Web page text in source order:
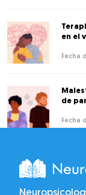
en el
de